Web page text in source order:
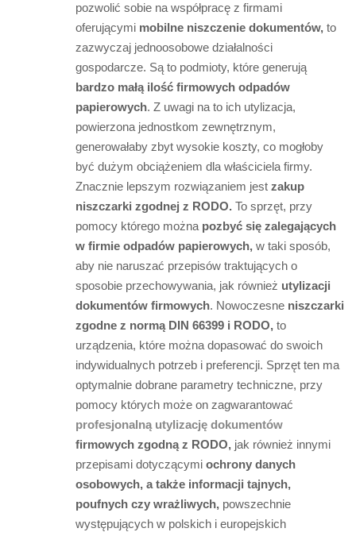
pozwolić sobie na współpracę z firmami
oferującymi mobilne niszczenie dokumentów, to
zazwyczaj jednoosobowe działalności
gospodarcze. Są to podmioty, które generują
bardzo małą ilość firmowych odpadów
papierowych. Z uwagi na to ich utylizacja,
powierzona jednostkom zewnętrznym,
generowałaby zbyt wysokie koszty, co mogłoby
być dużym obciążeniem dla właściciela firmy.
Znacznie lepszym rozwiązaniem jest zakup
niszczarki zgodnej z RODO. To sprzęt, przy
pomocy którego można pozbyć się zalegających
w firmie odpadów papierowych, w taki sposób,
aby nie naruszać przepisów traktujących o
sposobie przechowywania, jak również utylizacji
dokumentów firmowych. Nowoczesne niszczarki
zgodne z normą DIN 66399 i RODO, to
urządzenia, które można dopasować do swoich
indywidualnych potrzeb i preferencji. Sprzęt ten ma
optymalnie dobrane parametry techniczne, przy
pomocy których może on zagwarantować
profesjonalną utylizację dokumentów
firmowych zgodną z RODO, jak również innymi
przepisami dotyczącymi ochrony danych
osobowych, a także informacji tajnych,
poufnych czy wrażliwych, powszechnie
występujących w polskich i europejskich